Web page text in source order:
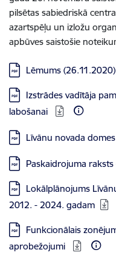
pilsētas sabiedriskā
azartspēļu un izložu
apbūves saistošie
Lejupielādēt:
Lēmums (26.11.2020)
Lejupielādēt:
Izstrādes vadītāja
labošanai
Lejupielādēt:
Līvānu novada
Lejupielādēt:
Paskaidrojuma
Lejupielādēt:
Lokālplānojums
2012. - 2024. gadam
Lejupielādēt:
Funkcionālais
aprobežojumi